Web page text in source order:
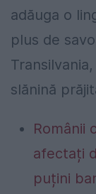
adăuga o
plus de
slănină
Românii
afectați
puțini